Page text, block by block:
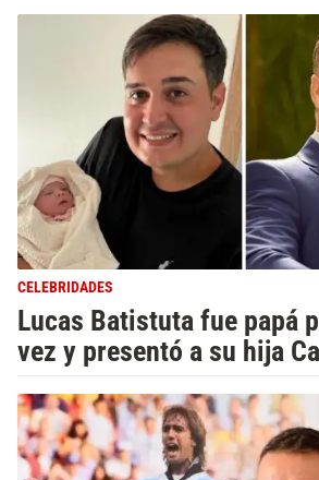
CELEBRIDADES
Lucas Batistuta fue papá
vez y presentó a su hija